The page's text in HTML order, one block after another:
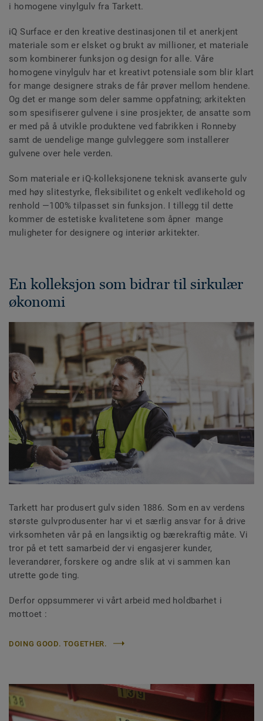
i homogene vinylgulv fra Tarkett.
iQ Surface er den kreative destinasjonen til et anerkjent
materiale som er elsket og brukt av millioner, et materiale
som kombinerer funksjon og design for alle. Våre
homogene vinylgulv har et kreativt potensiale som blir klart
for mange designere straks de får prøver mellom hendene.
Og det er mange som deler samme oppfatning; arkitekten
som spesifiserer gulvene i sine prosjekter, de ansatte som
er med på å utvikle produktene ved fabrikken i Ronneby
samt de uendelige mange gulvleggere som installerer
gulvene over hele verden.
Som materiale er iQ-kolleksjonene teknisk avanserte gulv
med høy slitestyrke, fleksibilitet og enkelt vedlikehold og
renhold —100% tilpasset sin funksjon. I tillegg til dette
kommer de estetiske kvalitetene som åpner mange
muligheter for designere og interiør arkitekter.
En kolleksjon som bidrar til sirkulær
økonomi
Tarkett har produsert gulv siden 1886. Som en av verdens
største gulvprodusenter har vi et særlig ansvar for å drive
virksomheten vår på en langsiktig og bærekraftig måte. Vi
tror på et tett samarbeid der vi engasjerer kunder,
leverandører, forskere og andre slik at vi sammen kan
utrette gode ting.
Derfor oppsummerer vi vårt arbeid med holdbarhet i
mottoet :
DOING GOOD. TOGETHER.